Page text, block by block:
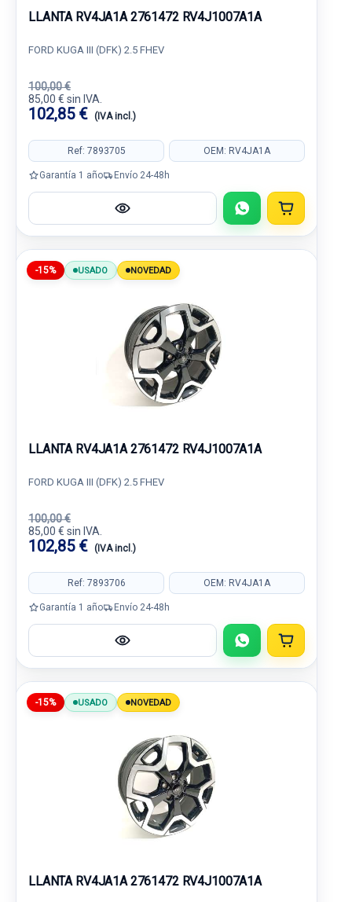
LLANTA RV4JA1A 2761472 RV4J1007A1A
FORD KUGA III (DFK) 2.5 FHEV
100,00 €
85,00 € sin IVA.
102,85 € (IVA incl.)
Ref: 7893705 OEM: RV4JA1A
Garantía 1 año Envío 24-48h
-15% USADO NOVEDAD
LLANTA RV4JA1A 2761472 RV4J1007A1A
FORD KUGA III (DFK) 2.5 FHEV
100,00 €
85,00 € sin IVA.
102,85 € (IVA incl.)
Ref: 7893706 OEM: RV4JA1A
Garantía 1 año Envío 24-48h
-15% USADO NOVEDAD
LLANTA RV4JA1A 2761472 RV4J1007A1A